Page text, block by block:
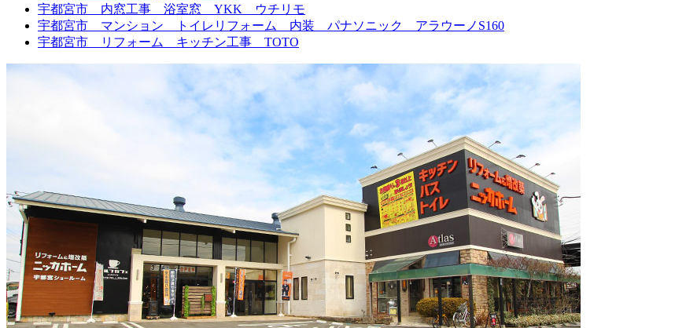
宇都宮市 内窓工事 浴室窓 YKK ウチリモ
宇都宮市 マンション トイレリフォーム 内装 パナソニック アラウーノS160
宇都宮市 リフォーム キッチン工事 TOTO